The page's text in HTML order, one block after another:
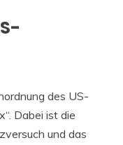
des US-
Dabei ist die
und das